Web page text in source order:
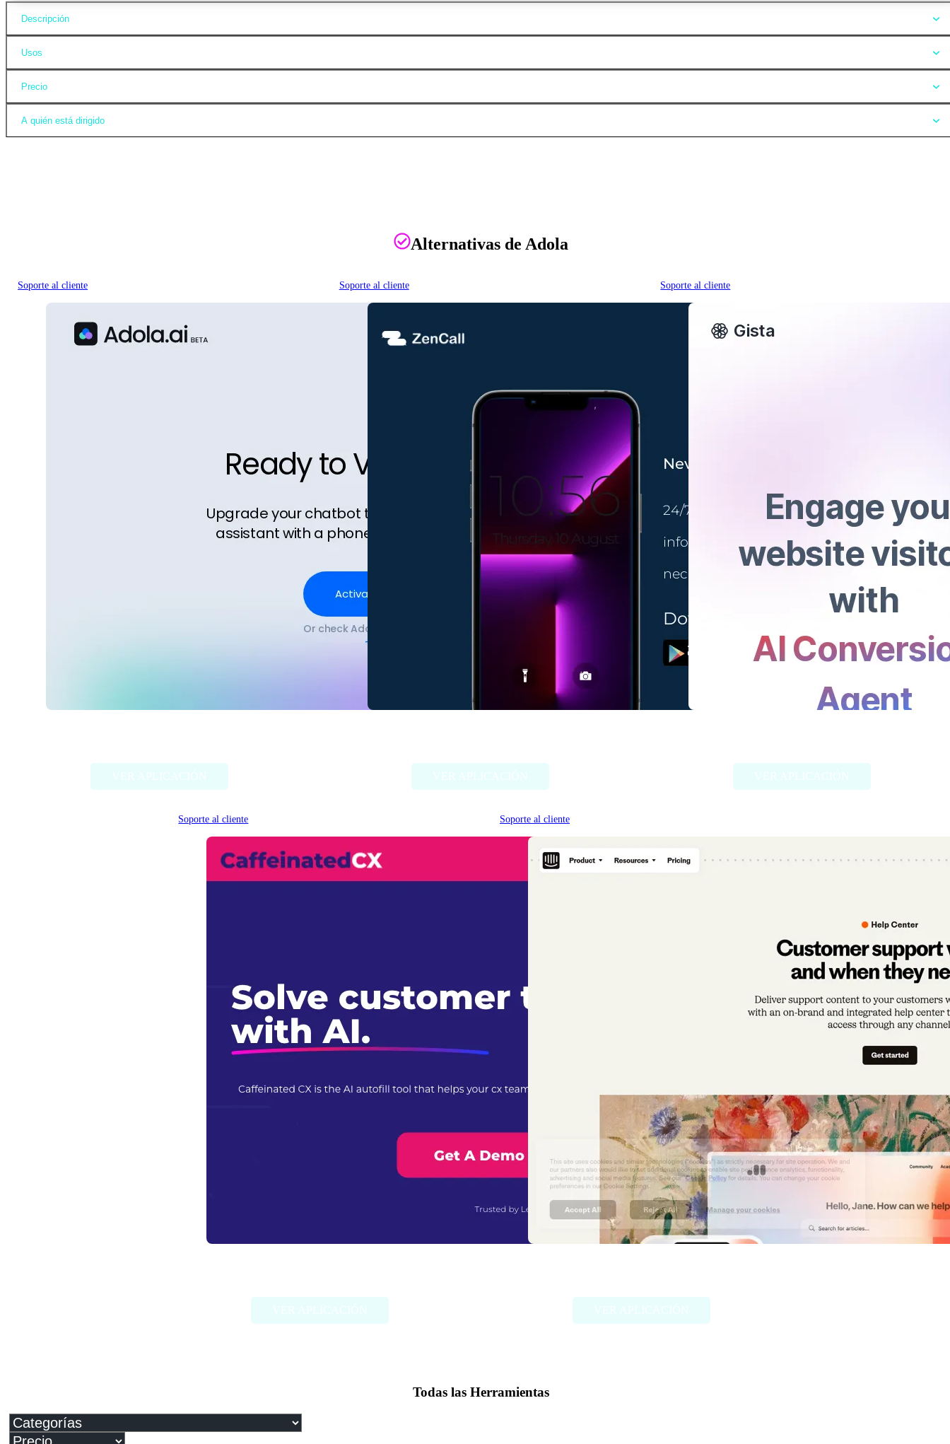
Descripción
Usos
Precio
A quién está dirigido
Alternativas de Adola
Soporte al cliente Soporte al cliente Soporte al cliente
Soporte al cliente Soporte al cliente
Todas las Herramientas